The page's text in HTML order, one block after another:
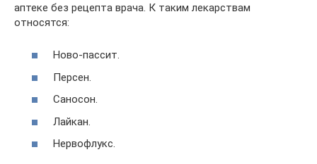
аптеке без рецепта врача. К таким лекарствам
относятся:
Ново-пассит.
Персен.
Саносон.
Лайкан.
Нервофлукс.